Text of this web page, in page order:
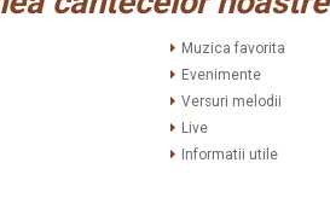
Muzica favorita
Evenimente
Versuri melodii
Live
Informatii utile